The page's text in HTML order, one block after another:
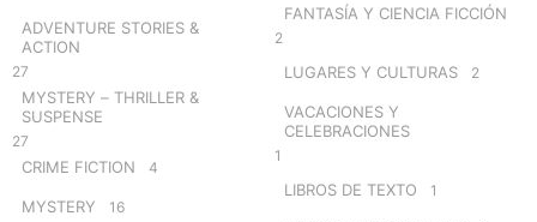
ADVENTURE STORIES &
ACTION
27
MYSTERY – THRILLER &
SUSPENSE
27
CRIME FICTION 4
MYSTERY 16
FANTASÍA Y CIENCIA FICCIÓN
2
LUGARES Y CULTURAS 2
VACACIONES Y
CELEBRACIONES
1
LIBROS DE TEXTO 1